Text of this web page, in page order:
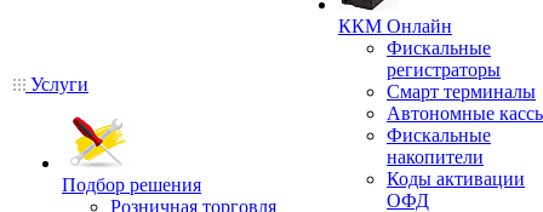
Услуги
Подбор решения
Розничная торговля
ККМ Онлайн
Фискальные
регистраторы
Смарт терминалы
Автономные
Фискальные
накопители
Коды активации
ОФД